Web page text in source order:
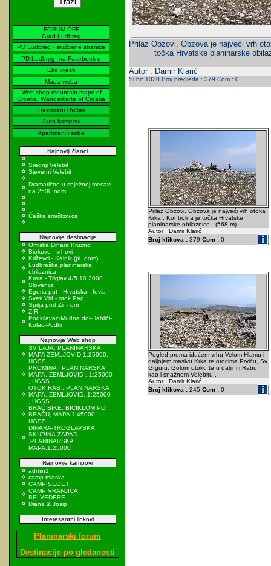
FORUM OFF
Grad Ludbreg
PD Ludbreg - službene stranice
PD Ludbreg- na Facebook-u
Eko vijesti
Mapa weba
Web shop mountain maps of
Croatia, Wanderkarte of Croatia
Restorani i hoteli
Auto kampovi
Apartmani i sobe
Najnoviji članci
Srednji Velebit
Sjeverni Velebit
Dramatično u snježnoj mećavi
na 2500 ndm
Češka smrčkovica
Najnovije destinacije
Omiska Dinara Kruzno
Biokovo - vrhovi
Križevci - Kalnik (pl. dom)
Ludbreška planinarska
obilaznica
Krma - Triglav 4/5.10.2008
Slovenija
Egeria put - Hrvatska - Iovia
Sveti Vid - otok Pag
Spilja pod Zir - om
ZIR
Podkilavac-Mudna dol-Hahlići-
Kolac-Podki
Najnovije Web shop
SVILAJA, PLANINARSKA
MAPA ZEMLJOVID,1:25000,
HGSS
PROMINA , PLANINARSKA
MAPA, ZEMLJOVID , 1:25000
, HGSS
OTOK RAB , PLANINARSKA
MAPA, ZEMLJOVID, 1:25000
, HGSS
BRAČ BIKE, BICIKLOM PO
BRAČU, MAPA 1:45000,
HGSS
DINARA-TROGLAVSKA
SKUPINA-ZAPAD
,PLANINARSKA
MAPA,1:25000
Najnovije kampovi
admin1
camp mlaska
CAMP SEGET
CAMP VRANJICA
BELVEDERE
Diana & Josip
Interesantni linkovi
Planinarski forum
Destinacije po gledanosti
Prilaz Obzovi. Obzova je najveći vrh
točka Hrvatske planinarske
Autor : Damir Klarić
Sl.br: 1020 Broj pregleda : 379 Com : 0
Prilaz Obzovi. Obzova je najveći vrh otoka
Krka . Kontrolna je točka Hrvatske
planinarske obilaznice . (568 m)
Autor : Damir Klarić
Broj klikova :379 Com :0
Pogled prema idućem vrhu Velom Hlamu i
daljnjem masivu Krka te otocima Prviću, Sv.
Grguru, Golom otoku te u daljini i Rabu
kao i snažnom Velebitu .
Autor : Damir Klarić
Broj klikova :245 Com :0